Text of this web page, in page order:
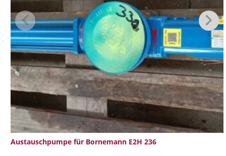
Austauschpumpe für Bornemann E2H 236